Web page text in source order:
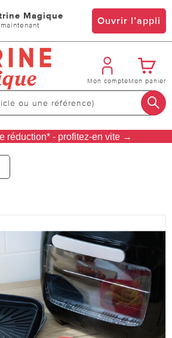
Magique Ouvrir l’appli
Mon compteMon panier
réduction* - profitez-en vite →